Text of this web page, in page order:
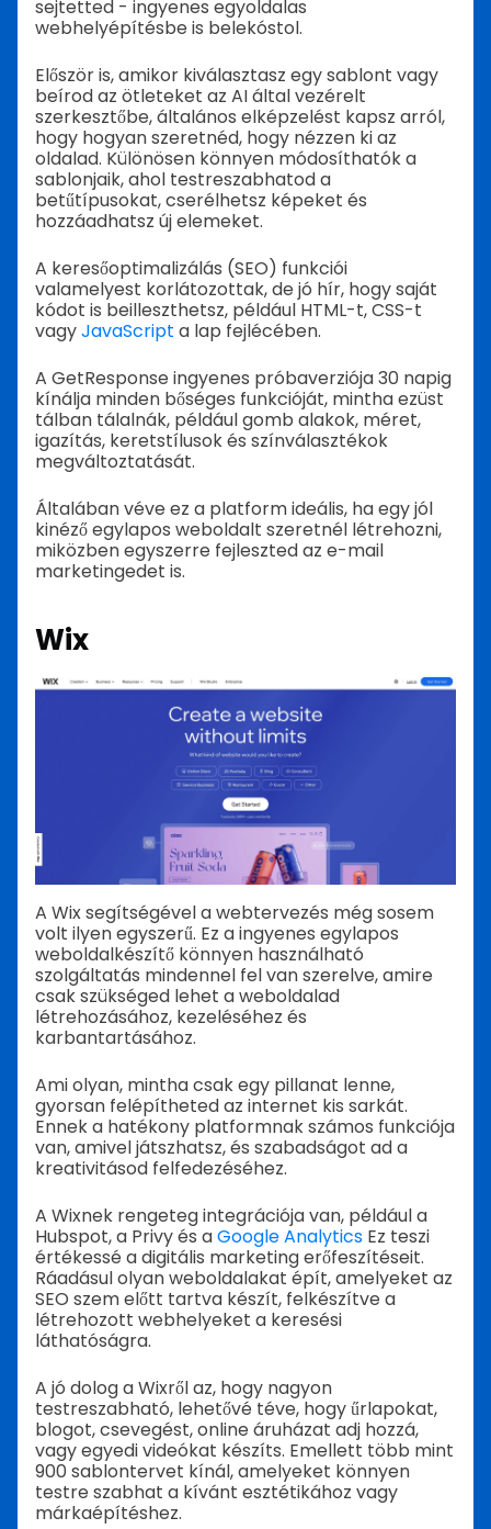
sejtetted - ingyenes egyoldalas
webhelyépítésbe is belekóstol.
Először is, amikor kiválasztasz egy sablont vagy
beírod az ötleteket az AI által vezérelt
szerkesztőbe, általános elképzelést kapsz arról,
hogy hogyan szeretnéd, hogy nézzen ki az
oldalad. Különösen könnyen módosíthatók a
sablonjaik, ahol testreszabhatod a
betűtípusokat, cserélhetsz képeket és
hozzáadhatsz új elemeket.
A keresőoptimalizálás (SEO) funkciói
valamelyest korlátozottak, de jó hír, hogy saját
kódot is beilleszthetsz, például HTML-t, CSS-t
vagyJavaScript a lap fejlécében.
A GetResponse ingyenes próbaverziója 30 napig
kínálja minden bőséges funkcióját, mintha ezüst
tálban tálalnák, például gomb alakok, méret,
igazítás, keretstílusok és színválasztékok
megváltoztatását.
Általában véve ez a platform ideális, ha egy jól
kinéző egylapos weboldalt szeretnél létrehozni,
miközben egyszerre fejleszted az e-mail
marketingedet is.
Wix
A Wix segítségével a webtervezés még sosem
volt ilyen egyszerű. Ez a ingyenes egylapos
weboldalkészítő könnyen használható
szolgáltatás mindennel fel van szerelve, amire
csak szükséged lehet a weboldalad
létrehozásához, kezeléséhez és
karbantartásához.
Ami olyan, mintha csak egy pillanat lenne,
gyorsan felépítheted az internet kis sarkát.
Ennek a hatékony platformnak számos funkciója
van, amivel játszhatsz, és szabadságot ad a
kreativitásod felfedezéséhez.
A Wixnek rengeteg integrációja van, például a
Hubspot, a Privy és aGoogle Analytics Ez teszi
értékessé a digitális marketing erőfeszítéseit.
Ráadásul olyan weboldalakat épít, amelyeket az
SEO szem előtt tartva készít, felkészítve a
létrehozott webhelyeket a keresési
láthatóságra.
A jó dolog a Wixről az, hogy nagyon
testreszabható, lehetővé téve, hogy űrlapokat,
blogot, csevegést, online áruházat adj hozzá,
vagy egyedi videókat készíts. Emellett több mint
900 sablontervet kínál, amelyeket könnyen
testre szabhat a kívánt esztétikához vagy
márkaépítéshez.